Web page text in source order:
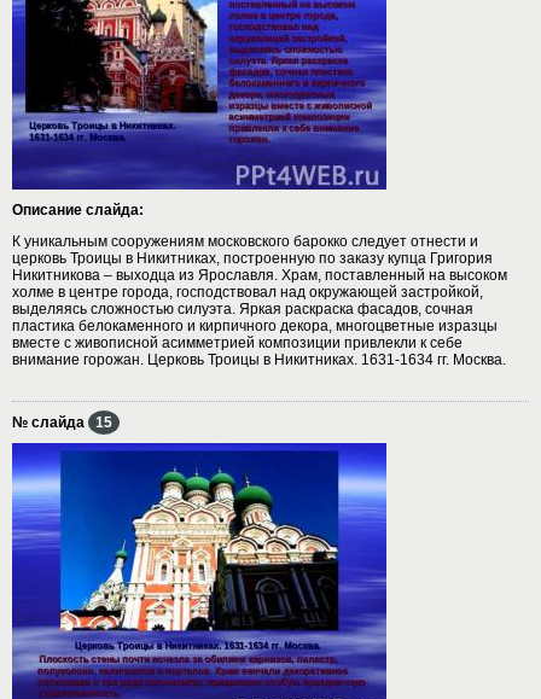
Описание слайда:
К уникальным сооружениям московского барокко следует отнести и
церковь Троицы в Никитниках, построенную по заказу купца Григория
Никитникова – выходца из Ярославля. Храм, поставленный на высоком
холме в центре города, господствовал над окружающей застройкой,
выделяясь сложностью силуэта. Яркая раскраска фасадов, сочная
пластика белокаменного и кирпичного декора, многоцветные изразцы
вместе с живописной асимметрией композиции привлекли к себе
внимание горожан. Церковь Троицы в Никитниках. 1631-1634 гг. Москва.
№ слайда 15